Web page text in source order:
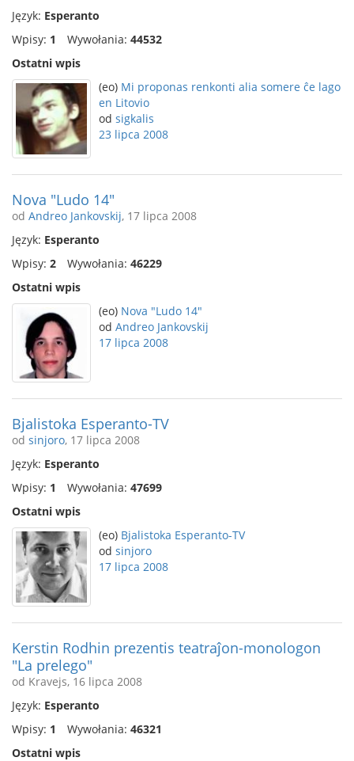
Język: Esperanto
Wpisy: 1 Wywołania: 44532
Ostatni wpis
(eo) Mi proponas renkonti alia somere ĉe lago
en Litovio
od sigkalis
23 lipca 2008
Nova "Ludo 14"
od Andreo Jankovskij, 17 lipca 2008
Język: Esperanto
Wpisy: 2 Wywołania: 46229
Ostatni wpis
(eo) Nova "Ludo 14"
od Andreo Jankovskij
17 lipca 2008
Bjalistoka Esperanto-TV
od sinjoro, 17 lipca 2008
Język: Esperanto
Wpisy: 1 Wywołania: 47699
Ostatni wpis
(eo) Bjalistoka Esperanto-TV
od sinjoro
17 lipca 2008
Kerstin Rodhin prezentis teatraĵon-monologon
"La prelego"
od Kravejs, 16 lipca 2008
Język: Esperanto
Wpisy: 1 Wywołania: 46321
Ostatni wpis